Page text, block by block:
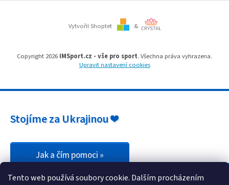
Tento web používá soubory cookie. Dalším procházením
Vytvořil Shoptet &
Copyright 2026 IMSport.cz - vše pro sport. Všechna práva vyhrazena.
Upravit nastavení cookies
Stojíme za Ukrajinou ❤️
Jak a čím pomoci »